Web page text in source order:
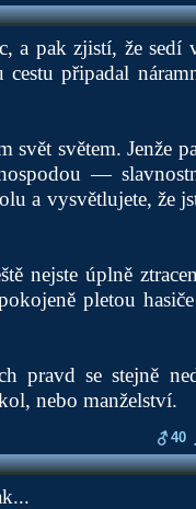
a pak zjistí, že sedí
připadal
svět světem. Jenže
—
a vysvětlujete, že
nejste úplně
pletou
pravd se stejně
nebo manželství.
40